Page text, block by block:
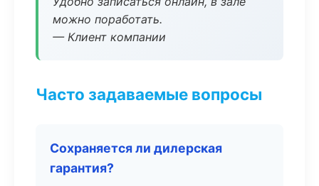
можно поработать.
— Клиент компании
Часто задаваемые вопросы
Сохраняется ли дилерская
гарантия?